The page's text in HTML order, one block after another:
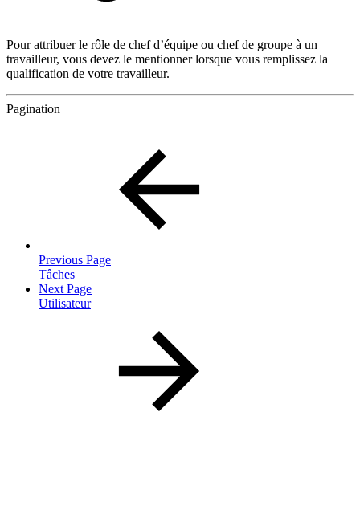
Pour attribuer le rôle de chef d’équipe ou chef de groupe à un
travailleur, vous devez le mentionner lorsque vous remplissez la
qualification de votre travailleur.
Pagination
Previous Page
Tâches
Next Page
Utilisateur